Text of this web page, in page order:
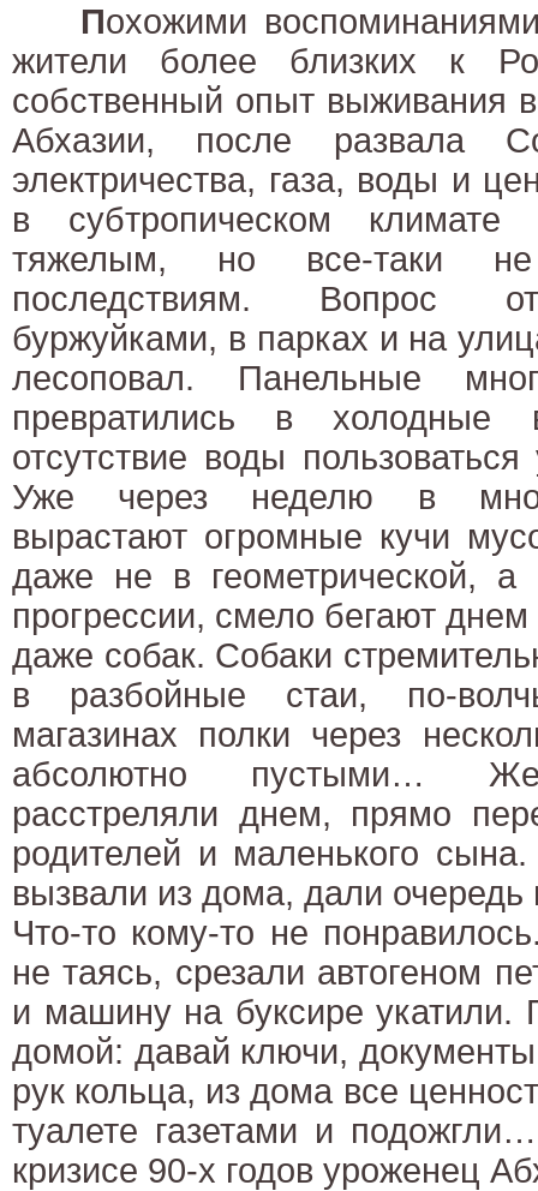
Похожими
жители более близких к
собственный опыт выживания
Абхазии, после развала
электричества, газа, воды и
в субтропическом
тяжелым, но все-таки не
последствиям. Вопрос
буржуйками, в парках и на
лесоповал. Панельные
превратились в холодные
отсутствие воды
Уже через неделю в
вырастают огромные кучи
даже не в геометрической, а
прогрессии, смело бегают
даже собак. Собаки
в разбойные стаи, по-
магазинах полки через
абсолютно пустыми…
расстреляли днем, прямо
родителей и маленького
вызвали из дома, дали очередь
Что-то кому-то не
не таясь, срезали автогеном
и машину на буксире
домой: давай ключи,
рук кольца, из дома все
туалете газетами и
кризисе 90-х годов уроженец